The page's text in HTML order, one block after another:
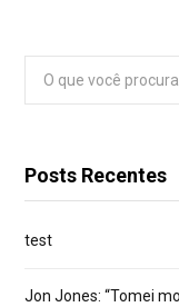
Pesquisar
por:
Posts Recentes
test
Jon Jones: “Tomei